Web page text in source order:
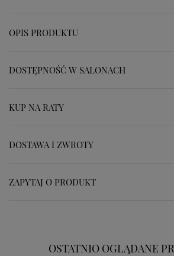
OPIS PRODUKTU
DOSTĘPNOŚĆ W SALONACH
KUP NA RATY
DOSTAWA I ZWROTY
ZAPYTAJ O PRODUKT
OSTATNIO OGLĄDANE